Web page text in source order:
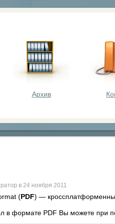
Архив
в 24 ноября 2011
(PDF) —
в формате PDF Вы можете при